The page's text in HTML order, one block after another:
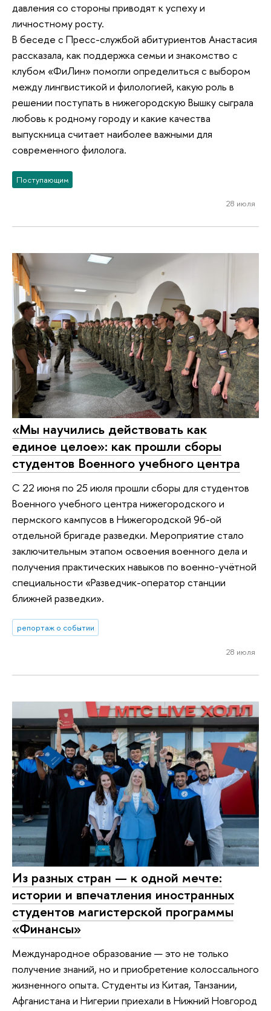
давления со стороны приводят к успеху и
личностному росту.
В беседе с Пресс-службой абитуриентов Анастасия
рассказала, как поддержка семьи и знакомство с
клубом «ФиЛин» помогли определиться с выбором
между лингвистикой и филологией, какую роль в
решении поступать в нижегородскую Вышку сыграла
любовь к родному городу и какие качества
выпускница считает наиболее важными для
современного филолога.
Поступающим
28 июля
«Мы научились действовать как
единое целое»: как прошли сборы
студентов Военного учебного центра
С 22 июня по 25 июля прошли сборы для студентов
Военного учебного центра нижегородского и
пермского кампусов в Нижегородской 96-ой
отдельной бригаде разведки. Мероприятие стало
заключительным этапом освоения военного дела и
получения практических навыков по военно-учётной
специальности «Разведчик-оператор станции
ближней разведки».
репортаж о событии
28 июля
Из разных стран — к одной мечте:
истории и впечатления иностранных
студентов магистерской программы
«Финансы»
Международное образование — это не только
получение знаний, но и приобретение колоссального
жизненного опыта. Студенты из Китая, Танзании,
Афганистана и Нигерии приехали в Нижний Новгород